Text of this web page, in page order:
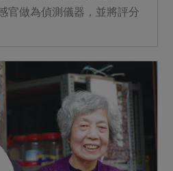
官做為偵測儀器，並將評分